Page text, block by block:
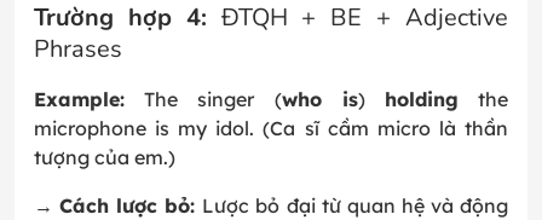
Trường hợp 4: ĐTQH + BE + Adjective
Phrases
Example: The singer (who is) holding the
microphone is my idol. (Ca sĩ cầm micro là thần
tượng của em.)
→Cách lược bỏ: Lược bỏ đại từ quan hệ và động